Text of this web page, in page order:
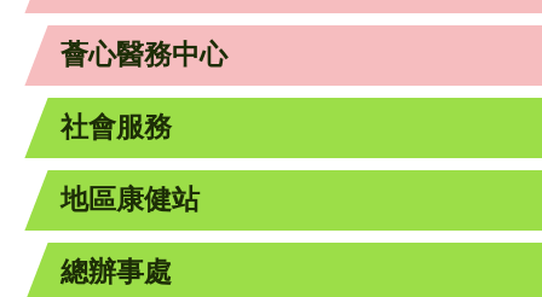
薈心醫務中心
社會服務
地區康健站
總辦事處